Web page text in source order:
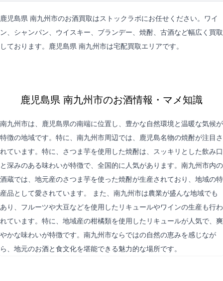
鹿児島県 南九州市のお酒買取はストックラボにお任せください。ワイ
ン、シャンパン、ウイスキー、ブランデー、焼酎、古酒など幅広く買取
しております。鹿児島県 南九州市は宅配買取エリアです。
鹿児島県 南九州市のお酒情報・マメ知識
南九州市は、鹿児島県の南端に位置し、豊かな自然環境と温暖な気候が
特徴の地域です。特に、南九州市周辺では、鹿児島名物の焼酎が注目さ
れています。特に、さつま芋を使用した焼酎は、スッキリとした飲み口
と深みのある味わいが特徴で、全国的に人気があります。南九州市内の
酒蔵では、地元産のさつま芋を使った焼酎が生産されており、地域の特
産品として愛されています。 また、南九州市は農業が盛んな地域でも
あり、フルーツや大豆などを使用したリキュールやワインの生産も行わ
れています。特に、地域産の柑橘類を使用したリキュールが人気で、爽
やかな味わいが特徴です。南九州市ならではの自然の恵みを感じなが
ら、地元のお酒と食文化を堪能できる魅力的な場所です。